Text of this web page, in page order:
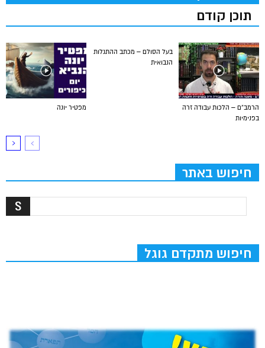
תוכן קודם
מפטיר יונה
בעל הסולם – מכתב ההתגלות
הנבואית
הרמב”ם – הלכות עבודה זרה
בפנימיות
חיפוש באתר
חיפוש מתקדם גוגל